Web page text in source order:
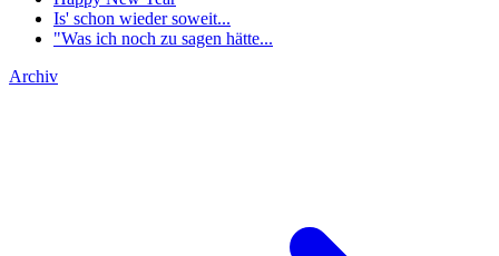
Is' schon wieder soweit...
"Was ich noch zu sagen hätte...
Archiv